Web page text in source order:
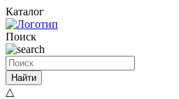
Каталог
Поиск
Найти
△